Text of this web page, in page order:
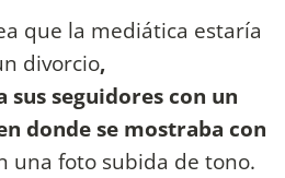
que la mediática estaría
divorcio,
seguidores con un
donde se mostraba con
una foto subida de tono.